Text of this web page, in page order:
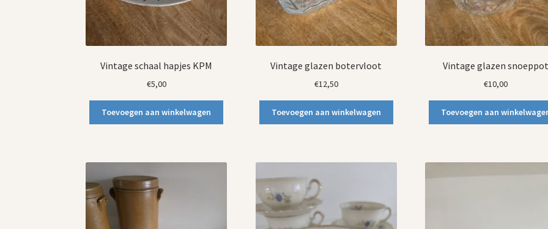
Vintage schaal hapjes KPM
€5,00
Toevoegen aan winkelwagen
Vintage glazen botervloot
€12,50
Toevoegen aan winkelwagen
Vintage glazen
€10,00
Toevoegen aan